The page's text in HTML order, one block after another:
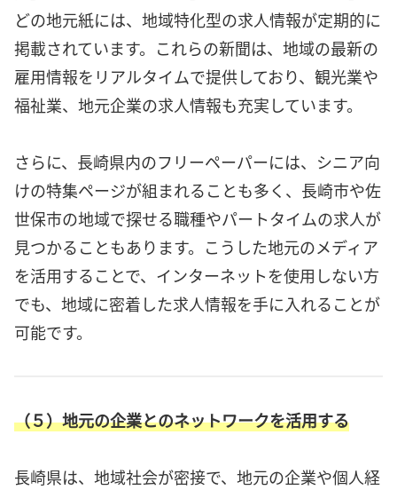
どの地元紙には、地域特化型の求人情報が定期的に
掲載されています。これらの新聞は、地域の最新の
雇用情報をリアルタイムで提供しており、観光業や
福祉業、地元企業の求人情報も充実しています。
さらに、長崎県内のフリーペーパーには、シニア向
けの特集ページが組まれることも多く、長崎市や佐
世保市の地域で探せる職種やパートタイムの求人が
見つかることもあります。こうした地元のメディア
を活用することで、インターネットを使用しない方
でも、地域に密着した求人情報を手に入れることが
可能です。
（５）地元の企業とのネットワークを活用する
長崎県は、地域社会が密接で、地元の企業や個人経